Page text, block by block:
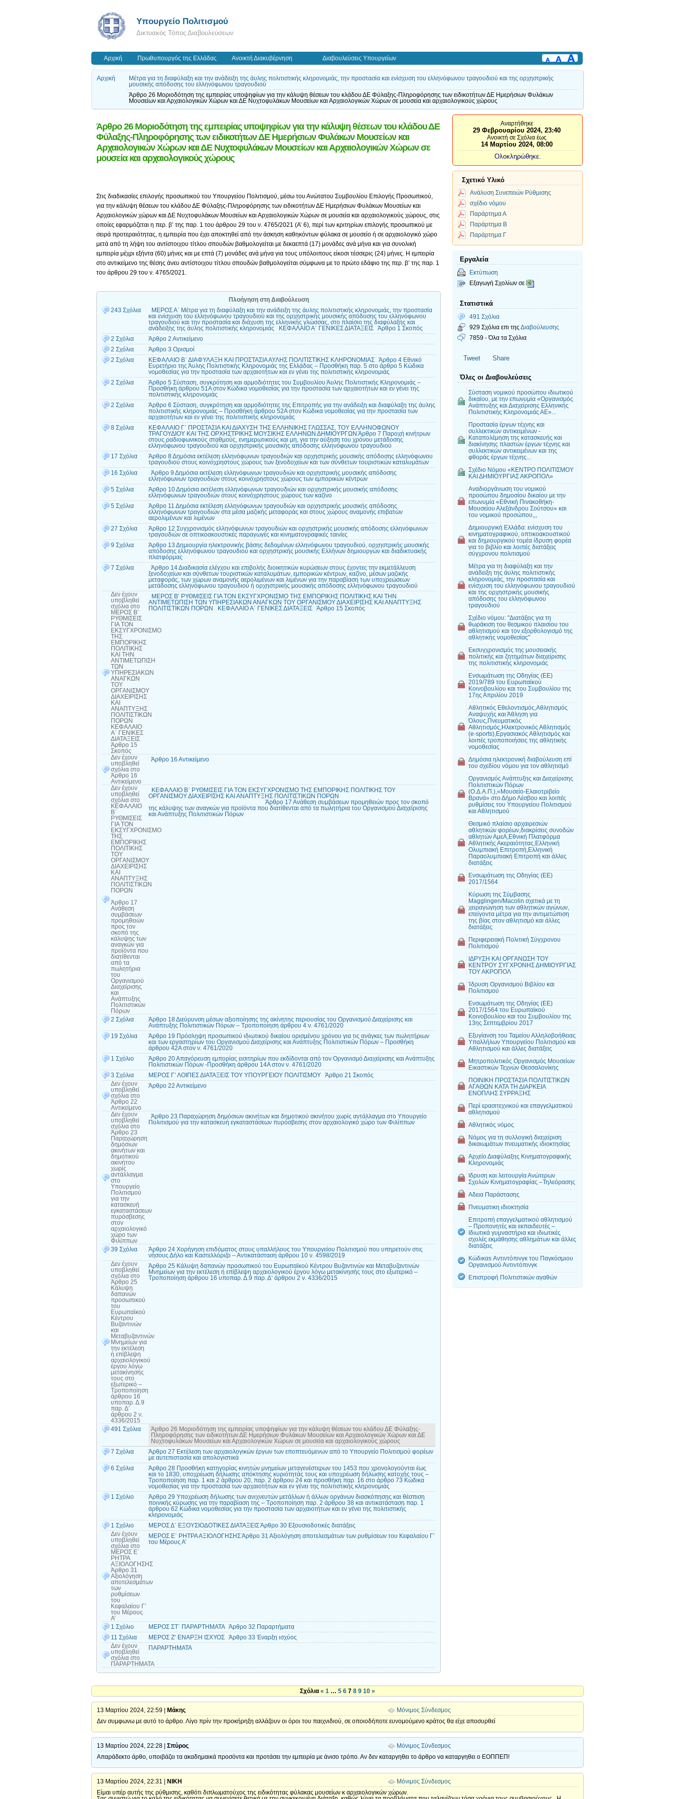
Υπουργείο Πολιτισμού
Δικτυακός Τόπος Διαβουλεύσεων
Αρχική Πρωθυπουργός της Ελλάδας Ανοικτή Διακυβέρνηση Διαβουλεύσεις Υπουργείων
Αρχική
Μέτρα για τη διαφύλαξη και την ανάδειξη της άυλης πολιτιστικής κληρονομιάς, την προστασία και ενίσχυση του ελληνόφωνου τραγουδιού και της ορχηστρικής
μουσικής απόδοσης του ελληνόφωνου τραγουδιού
Άρθρο 26 Μοριοδότηση της εμπειρίας υποψηφίων για την κάλυψη θέσεων του κλάδου ΔΕ Φύλαξης-Πληροφόρησης των ειδικοτήτων ΔΕ Ημερήσιων Φυλάκων
Μουσείων και Αρχαιολογικών Χώρων και ΔΕ Νυχτοφυλάκων Μουσείων και Αρχαιολογικών Χώρων σε μουσεία και αρχαιολογικούς χώρους
Άρθρο 26 Μοριοδότηση της εμπειρίας υποψηφίων για την κάλυψη θέσεων του κλάδου ΔΕ
Φύλαξης-Πληροφόρησης των ειδικοτήτων ΔΕ Ημερήσιων Φυλάκων Μουσείων και
Αρχαιολογικών Χώρων και ΔΕ Νυχτοφυλάκων Μουσείων και Αρχαιολογικών Χώρων σε
μουσεία και αρχαιολογικούς χώρους
Στις διαδικασίες επιλογής προσωπικού του Υπουργείου Πολιτισμού, μέσω του Ανώτατου Συμβουλίου Επιλογής Προσωπικού,
για την κάλυψη θέσεων του κλάδου ΔΕ Φύλαξης-Πληροφόρησης των ειδικοτήτων ΔΕ Ημερήσιων Φυλάκων Μουσείων και
Αρχαιολογικών χώρων και ΔΕ Νυχτοφυλάκων Μουσείων και Αρχαιολογικών Χώρων σε μουσεία και αρχαιολογικούς χώρους, στις
οποίες εφαρμόζεται η περ. β’ της παρ. 1 του άρθρου 29 του ν. 4765/2021 (Α’ 6), περί των κριτηρίων επιλογής προσωπικού με
σειρά προτεραιότητας, η εμπειρία που έχει αποκτηθεί από την άσκηση καθηκόντων φύλακα σε μουσείο ή σε αρχαιολογικό χώρο
μετά από τη λήψη του αντίστοιχου τίτλου σπουδών βαθμολογείται με δεκαεπτά (17) μονάδες ανά μήνα και για συνολική
εμπειρία μέχρι εξήντα (60) μήνες και με επτά (7) μονάδες ανά μήνα για τους υπόλοιπους είκοσι τέσσερις (24) μήνες. Η εμπειρία
στο αντικείμενο της θέσης άνευ αντίστοιχου τίτλου σπουδών βαθμολογείται σύμφωνα με το πρώτο εδάφιο της περ. β’ της παρ. 1
του άρθρου 29 του ν. 4765/2021.
Πλοήγηση στη Διαβούλευση
243 Σχόλια
ΜΕΡΟΣ Α΄ Μέτρα για τη διαφύλαξη και την ανάδειξη της άυλης πολιτιστικής κληρονομιάς, την προστασία
και ενίσχυση του ελληνόφωνου τραγουδιού και της ορχηστρικής μουσικής απόδοσης του ελληνόφωνου
τραγουδιού και την προστασία και διάχυση της ελληνικής γλώσσας, στο πλαίσιο της διαφύλαξης και
ανάδειξης της άυλης πολιτιστικής κληρονομιάς ΚΕΦΑΛΑΙΟ Α΄ ΓΕΝΙΚΕΣ ΔΙΑΤΑΞΕΙΣ Άρθρο 1 Σκοπός
2 Σχόλια
Άρθρο 2 Αντικείμενο
2 Σχόλια
Άρθρο 3 Ορισμοί
2 Σχόλια
ΚΕΦΑΛΑΙΟ Β΄ ΔΙΑΦΥΛΑΞΗ ΚΑΙ ΠΡΟΣΤΑΣΙΑ ΑΥΛΗΣ ΠΟΛΙΤΙΣΤΙΚΗΣ ΚΛΗΡΟΝΟΜΙΑΣ Άρθρο 4 Εθνικό
Ευρετήριο της Άυλης Πολιτιστικής Κληρονομιάς της Ελλάδας – Προσθήκη παρ. 5 στο άρθρο 5 Κώδικα
νομοθεσίας για την προστασία των αρχαιοτήτων και εν γένει της πολιτιστικής κληρονομιάς
2 Σχόλια
Άρθρο 5 Σύσταση, συγκρότηση και αρμοδιότητες του Συμβουλίου Άυλης Πολιτιστικής Κληρονομιάς –
Προσθήκη άρθρου 51Α στον Κώδικα νομοθεσίας για την προστασία των αρχαιοτήτων και εν γένει της
πολιτιστικής κληρονομιάς
2 Σχόλια
Άρθρο 6 Σύσταση, συγκρότηση και αρμοδιότητες της Επιτροπής για την ανάδειξη και διαφύλαξη της άυλης
πολιτιστικής κληρονομιάς – Προσθήκη άρθρου 52Α στον Κώδικα νομοθεσίας για την προστασία των
αρχαιοτήτων και εν γένει της πολιτιστικής κληρονομιάς
8 Σχόλια
ΚΕΦΑΛΑΙΟ Γ΄ ΠΡΟΣΤΑΣΙΑ ΚΑΙ ΔΙΑΧΥΣΗ ΤΗΣ ΕΛΛΗΝΙΚΗΣ ΓΛΩΣΣΑΣ, ΤΟΥ ΕΛΛΗΝΟΦΩΝΟΥ
ΤΡΑΓΟΥΔΙΟΥ ΚΑΙ ΤΗΣ ΟΡΧΗΣΤΡΙΚΗΣ ΜΟΥΣΙΚΗΣ ΕΛΛΗΝΩΝ ΔΗΜΙΟΥΡΓΩΝ Άρθρο 7 Παροχή κινήτρων
στους ραδιοφωνικούς σταθμούς, ενημερωτικούς και μη, για την αύξηση του χρόνου μετάδοσης
ελληνόφωνου τραγουδιού και ορχηστρικής μουσικής απόδοσης ελληνόφωνου τραγουδιού
17 Σχόλια
Άρθρο 8 Δημόσια εκτέλεση ελληνόφωνων τραγουδιών και ορχηστρικής μουσικής απόδοσης ελληνόφωνου
τραγουδιού στους κοινόχρηστους χώρους των ξενοδοχείων και των σύνθετων τουριστικών καταλυμάτων
16 Σχόλια
Άρθρο 9 Δημόσια εκτέλεση ελληνόφωνων τραγουδιών και ορχηστρικής μουσικής απόδοσης
ελληνόφωνων τραγουδιών στους κοινόχρηστους χώρους των εμπορικών κέντρων
5 Σχόλια
Άρθρο 10 Δημόσια εκτέλεση ελληνόφωνων τραγουδιών και ορχηστρικής μουσικής απόδοσης
ελληνόφωνων τραγουδιών στους κοινόχρηστους χώρους των καζίνο
5 Σχόλια
Άρθρο 11 Δημόσια εκτέλεση ελληνόφωνων τραγουδιών και ορχηστρικής μουσικής απόδοσης
ελληνόφωνων τραγουδιών στα μέσα μαζικής μεταφοράς και στους χώρους αναμονής επιβατών
αερολιμένων και λιμένων
27 Σχόλια
Άρθρο 12 Συγχρονισμός ελληνόφωνων τραγουδιών και ορχηστρικής μουσικής απόδοσης ελληνόφωνων
τραγουδιών σε οπτικοακουστικές παραγωγές και κινηματογραφικές ταινίες
9 Σχόλια
Άρθρο 13 Δημιουργία ηλεκτρονικής βάσης δεδομένων ελληνόφωνου τραγουδιού, ορχηστρικής μουσικής
απόδοσης ελληνόφωνου τραγουδιού και ορχηστρικής μουσικής Ελλήνων δημιουργών και διαδικτυακής
πλατφόρμας
7 Σχόλια
Άρθρο 14 Διαδικασία ελέγχου και επιβολής διοικητικών κυρώσεων στους έχοντες την εκμετάλλευση
ξενοδοχείων και σύνθετων τουριστικών καταλυμάτων, εμπορικών κέντρων, καζίνο, μέσων μαζικής
μεταφοράς, των χώρων αναμονής αερολιμένων και λιμένων για την παραβίαση των υποχρεώσεων
μετάδοσης ελληνόφωνου τραγουδιού ή ορχηστρικής μουσικής απόδοσης ελληνόφωνου τραγουδιού
Δεν έχουν
υποβληθεί
σχόλια στο
ΜΕΡΟΣ Β’
ΡΥΘΜΙΣΕΙΣ
ΓΙΑ ΤΟΝ
ΕΚΣΥΓΧΡΟΝΙΣΜΟ
ΤΗΣ
ΕΜΠΟΡΙΚΗΣ
ΠΟΛΙΤΙΚΗΣ
ΚΑΙ ΤΗΝ
ΑΝΤΙΜΕΤΩΠΙΣΗ
ΤΩΝ
ΥΠΗΡΕΣΙΑΚΩΝ
ΑΝΑΓΚΩΝ
ΤΟΥ
ΟΡΓΑΝΙΣΜΟΥ
ΔΙΑΧΕΙΡΙΣΗΣ
ΚΑΙ
ΑΝΑΠΤΥΞΗΣ
ΠΟΛΙΤΙΣΤΙΚΩΝ
ΠΟΡΩΝ
ΚΕΦΑΛΑΙΟ
Α΄ ΓΕΝΙΚΕΣ
ΔΙΑΤΑΞΕΙΣ
Άρθρο 15
Σκοπός
ΜΕΡΟΣ Β’ ΡΥΘΜΙΣΕΙΣ ΓΙΑ ΤΟΝ ΕΚΣΥΓΧΡΟΝΙΣΜΟ ΤΗΣ ΕΜΠΟΡΙΚΗΣ ΠΟΛΙΤΙΚΗΣ ΚΑΙ ΤΗΝ
ΑΝΤΙΜΕΤΩΠΙΣΗ ΤΩΝ ΥΠΗΡΕΣΙΑΚΩΝ ΑΝΑΓΚΩΝ ΤΟΥ ΟΡΓΑΝΙΣΜΟΥ ΔΙΑΧΕΙΡΙΣΗΣ ΚΑΙ ΑΝΑΠΤΥΞΗΣ
ΠΟΛΙΤΙΣΤΙΚΩΝ ΠΟΡΩΝ ΚΕΦΑΛΑΙΟ Α΄ ΓΕΝΙΚΕΣ ΔΙΑΤΑΞΕΙΣ Άρθρο 15 Σκοπός
Δεν έχουν
υποβληθεί
σχόλια στο
Άρθρο 16
Αντικείμενο
Άρθρο 16 Αντικείμενο
Δεν έχουν
υποβληθεί
σχόλια στο
ΚΕΦΑΛΑΙΟ
Β΄
ΡΥΘΜΙΣΕΙΣ
ΓΙΑ ΤΟΝ
ΕΚΣΥΓΧΡΟΝΙΣΜΟ
ΤΗΣ
ΕΜΠΟΡΙΚΗΣ
ΠΟΛΙΤΙΚΗΣ
ΤΟΥ
ΟΡΓΑΝΙΣΜΟΥ
ΔΙΑΧΕΙΡΙΣΗΣ
ΚΑΙ
ΑΝΑΠΤΥΞΗΣ
ΠΟΛΙΤΙΣΤΙΚΩΝ
ΠΟΡΩΝ
Άρθρο 17
Ανάθεση
συμβάσεων
προμηθειών
προς τον
σκοπό της
κάλυψης των
αναγκών για
προϊόντα που
διατίθενται
από τα
πωλητήρια
του
Οργανισμού
Διαχείρισης
και
Ανάπτυξης
Πολιτιστικών
Πόρων
ΚΕΦΑΛΑΙΟ Β΄ ΡΥΘΜΙΣΕΙΣ ΓΙΑ ΤΟΝ ΕΚΣΥΓΧΡΟΝΙΣΜΟ ΤΗΣ ΕΜΠΟΡΙΚΗΣ ΠΟΛΙΤΙΚΗΣ ΤΟΥ
ΟΡΓΑΝΙΣΜΟΥ ΔΙΑΧΕΙΡΙΣΗΣ ΚΑΙ ΑΝΑΠΤΥΞΗΣ ΠΟΛΙΤΙΣΤΙΚΩΝ ΠΟΡΩΝ
Άρθρο 17 Ανάθεση συμβάσεων προμηθειών προς τον σκοπό
της κάλυψης των αναγκών για προϊόντα που διατίθενται από τα πωλητήρια του Οργανισμού Διαχείρισης
και Ανάπτυξης Πολιτιστικών Πόρων
2 Σχόλια
Άρθρο 18 Διεύρυνση μέσων αξιοποίησης της ακίνητης περιουσίας του Οργανισμού Διαχείρισης και
Ανάπτυξης Πολιτιστικών Πόρων – Τροποποίηση άρθρου 4 ν. 4761/2020
19 Σχόλια
Άρθρο 19 Πρόσληψη προσωπικού ιδιωτικού δικαίου ορισμένου χρόνου για τις ανάγκες των πωλητήριων
και των εργαστηρίων του Οργανισμού Διαχείρισης και Ανάπτυξης Πολιτιστικών Πόρων – Προσθήκη
άρθρου 42Α στον ν. 4761/2020
1 Σχόλιο
Άρθρο 20 Απαγόρευση εμπορίας εισιτηρίων που εκδίδονται από τον Οργανισμό Διαχείρισης και Ανάπτυξης
Πολιτιστικών Πόρων -Προσθήκη άρθρου 14Α στον ν. 4761/2020
3 Σχόλια
ΜΕΡΟΣ Γ’ ΛΟΙΠΕΣ ΔΙΑΤΑΞΕΙΣ ΤΟΥ ΥΠΟΥΡΓΕΙΟΥ ΠΟΛΙΤΙΣΜΟΥ Άρθρο 21 Σκοπός
Δεν έχουν
υποβληθεί
σχόλια στο
Άρθρο 22
Αντικείμενο
Άρθρο 22 Αντικείμενο
Δεν έχουν
υποβληθεί
σχόλια στο
Άρθρο 23
Παραχώρηση
δημόσιων
ακινήτων και
δημοτικού
ακινήτου
χωρίς
αντάλλαγμα
στο
Υπουργείο
Πολιτισμού
για την
κατασκευή
εγκαταστάσεων
πυρόσβεσης
στον
αρχαιολογικό
χώρο των
Φιλίππων
Άρθρο 23 Παραχώρηση δημόσιων ακινήτων και δημοτικού ακινήτου χωρίς αντάλλαγμα στο Υπουργείο
Πολιτισμού για την κατασκευή εγκαταστάσεων πυρόσβεσης στον αρχαιολογικό χώρο των Φιλίππων
39 Σχόλια
Άρθρο 24 Χορήγηση επιδόματος στους υπαλλήλους του Υπουργείου Πολιτισμού που υπηρετούν στις
νήσους Δήλο και Καστελλόριζο – Αντικατάσταση άρθρου 10 ν. 4598/2019
Δεν έχουν
υποβληθεί
σχόλια στο
Άρθρο 25
Κάλυψη
δαπανών
προσωπικού
του
Ευρωπαϊκού
Κέντρου
Βυζαντινών
και
Μεταβυζαντινών
Μνημείων για
την εκτέλεση
ή επίβλεψη
αρχαιολογικού
έργου λόγω
μετακίνησής
τους στο
εξωτερικό –
Τροποποίηση
άρθρου 16
υποπαρ. Δ.9
παρ. Δ’
άρθρου 2 ν.
4336/2015
Άρθρο 25 Κάλυψη δαπανών προσωπικού του Ευρωπαϊκού Κέντρου Βυζαντινών και Μεταβυζαντινών
Μνημείων για την εκτέλεση ή επίβλεψη αρχαιολογικού έργου λόγω μετακίνησής τους στο εξωτερικό –
Τροποποίηση άρθρου 16 υποπαρ. Δ.9 παρ. Δ’ άρθρου 2 ν. 4336/2015
491 Σχόλια
Άρθρο 26 Μοριοδότηση της εμπειρίας υποψηφίων για την κάλυψη θέσεων του κλάδου ΔΕ Φύλαξης-
Πληροφόρησης των ειδικοτήτων ΔΕ Ημερήσιων Φυλάκων Μουσείων και Αρχαιολογικών Χώρων και ΔΕ
Νυχτοφυλάκων Μουσείων και Αρχαιολογικών Χώρων σε μουσεία και αρχαιολογικούς χώρους
7 Σχόλια
Άρθρο 27 Εκτέλεση των αρχαιολογικών έργων των εποπτευόμενων από το Υπουργείο Πολιτισμού φορέων
με αυτεπιστασία και απολογιστικά
6 Σχόλια
Άρθρο 28 Προσθήκη κατηγορίας κινητών μνημείων μεταγενέστερων του 1453 που χρονολογούνται έως
και το 1830, υποχρέωση δήλωσης απόκτησης κυριότητάς τους και υποχρέωση δήλωσης κατοχής τους –
Τροποποίηση παρ. 1 και 2 άρθρου 20, παρ. 2 άρθρου 24 και προσθήκη παρ. 16 στο άρθρο 73 Κώδικα
νομοθεσίας για την προστασία των αρχαιοτήτων και εν γένει της πολιτιστικής κληρονομιάς
1 Σχόλιο
Άρθρο 29 Υποχρέωση δήλωσης των ανιχνευτών μετάλλων ή άλλων οργάνων διασκόπησης και θέσπιση
ποινικής κύρωσης για την παραβίαση της – Τροποποίηση παρ. 2 άρθρου 38 και αντικατάσταση παρ. 1
άρθρου 62 Κώδικα νομοθεσίας για την προστασία των αρχαιοτήτων και εν γένει της πολιτιστικής
κληρονομιάς
1 Σχόλιο
ΜΕΡΟΣ Δ΄ ΕΞΟΥΣΙΟΔΟΤΙΚΕΣ ΔΙΑΤΑΞΕΙΣ Άρθρο 30 Εξουσιοδοτικές διατάξεις
Δεν έχουν
υποβληθεί
σχόλια στο
ΜΕΡΟΣ Ε΄
ΡΗΤΡΑ
ΑΞΙΟΛΟΓΗΣΗΣ
Άρθρο 31
Αξιολόγηση
αποτελεσμάτων
των
ρυθμίσεων
του
Κεφαλαίου Γ’
του Μέρους
Α’
ΜΕΡΟΣ Ε΄ ΡΗΤΡΑ ΑΞΙΟΛΟΓΗΣΗΣ Άρθρο 31 Αξιολόγηση αποτελεσμάτων των ρυθμίσεων του Κεφαλαίου Γ’
του Μέρους Α’
1 Σχόλιο
ΜΕΡΟΣ ΣΤ΄ ΠΑΡΑΡΤΗΜΑΤΑ Άρθρο 32 Παραρτήματα
11 Σχόλια
ΜΕΡΟΣ Ζ’ ΕΝΑΡΞΗ ΙΣΧΥΟΣ Άρθρο 33 Έναρξη ισχύος
Δεν έχουν
υποβληθεί
σχόλια στο
ΠΑΡΑΡΤΗΜΑΤΑ
ΠΑΡΑΡΤΗΜΑΤΑ
Αναρτήθηκε
29 Φεβρουαρίου 2024, 23:40
Ανοικτή σε Σχόλια έως
14 Μαρτίου 2024, 08:00
Ολοκληρώθηκε.
Σχετικό Υλικό
Ανάλυση Συνεπειών Ρύθμισης
σχέδιο νόμου
Παράρτημα Α
Παράρτημα Β
Παράρτημα Γ
Εργαλεία
Εκτύπωση
Εξαγωγή Σχολίων σε
Στατιστικά
491 Σχόλια
929 Σχόλια επι της Διαβούλευσης
7859 - Όλα τα Σχόλια
Tweet Share
Όλες οι Διαβουλεύσεις
Σύσταση νομικού προσώπου ιδιωτικού
δικαίου, με την επωνυμία «Οργανισμός
Ανάπτυξης και Διαχείρισης Ελληνικής
Πολιτιστικής Κληρονομιάς ΑΕ»...
Προστασία έργων τέχνης και
συλλεκτικών αντικειμένων -
Καταπολέμηση της κατασκευής και
διακίνησης πλαστών έργων τέχνης και
συλλεκτικών αντικειμένων και της
φθοράς έργων τέχνης...
Σχέδιο Νόμου «ΚΕΝΤΡΟ ΠΟΛΙΤΙΣΜΟΥ
ΚΑΙ ΔΗΜΙΟΥΡΓΙΑΣ ΑΚΡΟΠΟΛ»
Αναδιοργάνωση του νομικού
προσώπου δημοσίου δικαίου με την
επωνυμία «Εθνική Πινακοθήκη-
Μουσείου Αλεξάνδρου Σούτσου» και
του νομικού προσώπου,,,
Δημιουργική Ελλάδα: ενίσχυση του
κινηματογραφικού, οπτικοακουστικού
και δημιουργικού τομέα ίδρυση φορέα
για το βιβλίο και λοιπές διατάξεις
σύγχρονου πολιτισμού
Μέτρα για τη διαφύλαξη και την
ανάδειξη της άυλης πολιτιστικής
κληρονομιάς, την προστασία και
ενίσχυση του ελληνόφωνου τραγουδιού
και της ορχηστρικής μουσικής
απόδοσης του ελληνόφωνου
τραγουδιού
Σχέδιο νόμου: "Διατάξεις για τη
θωράκιση του θεσμικού πλαισίου του
αθλητισμού και τον εξορθολογισμό της
αθλητικής νομοθεσίας"
Εκσυγχρονισμός της μουσειακής
πολιτικής και ζητημάτων διαχείρισης
της πολιτιστικής κληρονομιάς
Ενσωμάτωση της Οδηγίας (ΕΕ)
2019/789 του Ευρωπαϊκού
Κοινοβουλίου και του Συμβουλίου της
17ης Απριλίου 2019
Αθλητικός Εθελοντισμός,Αθλητισμός
Αναψυχής και Άθληση για
Όλους,Πνευματικός
Αθλητισμός,Ηλεκτρονικός Αθλητισμός
(e-sports),Εργασιακός Αθλητισμός και
λοιπές τροποποιήσεις της αθλητικής
νομοθεσίας
Δημόσια ηλεκτρονική διαβούλευση επί
του σχεδίου νόμου για τον αθλητισμό
Οργανισμός Ανάπτυξης και Διαχείρισης
Πολιτιστικών Πόρων
(Ο.Δ.Α.Π.),«Μουσείο-Ελαιοτριβείο
Βρανά» στο Δήμο Λέσβου και λοιπές
ρυθμίσεις του Υπουργείου Πολιτισμού
και Αθλητισμού
Θεσμικό πλαίσιο αρχαιρεσιών
αθλητικών φορέων,διακρίσεις συνοδών
αθλητών ΑμεΑ,Εθνική Πλατφόρμα
Αθλητικής Ακεραιότητας,Ελληνική
Ολυμπιακή Επιτροπή,Ελληνική
Παραολυμπιακή Επιτροπή και άλλες
διατάξεις
Ενσωμάτωση της Οδηγίας (ΕΕ)
2017/1564
Κύρωση της Σύμβασης
Magglingen/Macolin σχετικά με τη
χειραγώγηση των αθλητικών αγώνων,
επείγοντα μέτρα για την αντιμετώπιση
της βίας στον αθλητισμό και άλλες
διατάξεις
Περιφερειακή Πολιτική Σύγχρονου
Πολιτισμού
ΙΔΡΥΣΗ ΚΑΙ ΟΡΓΑΝΩΣΗ ΤΟΥ
ΚΕΝΤΡΟΥ ΣΥΓΧΡΟΝΗΣ ΔΗΜΙΟΥΡΓΙΑΣ
ΤΟΥ ΑΚΡΟΠΟΛ
Ίδρυση Οργανισμού Βιβλίου και
Πολιτισμού
Ενσωμάτωση της Οδηγίας (ΕΕ)
2017/1564 του Ευρωπαϊκού
Κοινοβουλίου και του Συμβουλίου της
13ης Σεπτεμβρίου 2017
Εξυγίανση του Ταμείου Αλληλοβοήθειας
Υπαλλήλων Υπουργείου Πολιτισμού και
Αθλητισμού και άλλες διατάξεις
Μητροπολιτικός Οργανισμός Μουσείων
Εικαστικών Τεχνών Θεσσαλονίκης
ΠΟΙΝΙΚΗ ΠΡΟΣΤΑΣΙΑ ΠΟΛΙΤΙΣΤΙΚΩΝ
ΑΓΑΘΩΝ ΚΑΤΑ ΤΗ ΔΙΑΡΚΕΙΑ
ΕΝΟΠΛΗΣ ΣΥΡΡΑΞΗΣ
Περί ερασιτεχνικού και επαγγελματικού
αθλητισμού
Αθλητικός νόμος
Νόμος για τη συλλογική διαχείριση
δικαιωμάτων πνευματικής ιδιοκτησίας
Αρχείο Διαφύλαξης Κινηματογραφικής
Κληρονομιάς
Ιδρυση και λειτουργία Ανώτερων
Σχολών Κινηματογραφίας –Τηλεόρασης
Αδεια Παράστασης
Πνευματικη ιδιοκτησία
Επιτροπή επαγγελματικού αθλητισμού
– Προπονητές και εκπαιδευτές –
Ιδιωτικά γυμναστήρια και ιδιωτικές
σχολές εκμάθησης αθλημάτων και άλλες
διατάξεις
Κώδικαs Αντιντόπινγκ του Παγκόσμιου
Οργανισμού Αντιντόπινγκ
Επιστροφή Πολιτιστικών αγαθών
Σχόλια « 1 … 5 6 7 8 9 10 »
13 Μαρτίου 2024, 22:59 | Μάκης
Μόνιμος Σύνδεσμος
Δεν συμφωνω με αυτό το άρθρο. Λίγο πρίν την προκήρηξη αλλάζουν οι όροι του παιχνιδιού, σε οποιοδήποτε ευνομούμενο κράτος θα είχε αποσυρθεί
13 Μαρτίου 2024, 22:28 | Σπύρος
Μόνιμος Σύνδεσμος
Απαράδεκτο άρθο, υποιβάζει τα ακαδημαικά προσόντα και προτάσει την εμπειρία με άνισο τρόπο. Αν δεν καταργηθει το άρθρο να καταργηθει ο ΕΟΠΠΕΠ!
13 Μαρτίου 2024, 22:31 | ΝΙΚΗ
Μόνιμος Σύνδεσμος
Είμαι υπέρ αυτής της ρύθμισης, καθότι διπλωματούχος της ειδικότητας φύλακας μουσείων κ αρχαιολογικών χώρων.